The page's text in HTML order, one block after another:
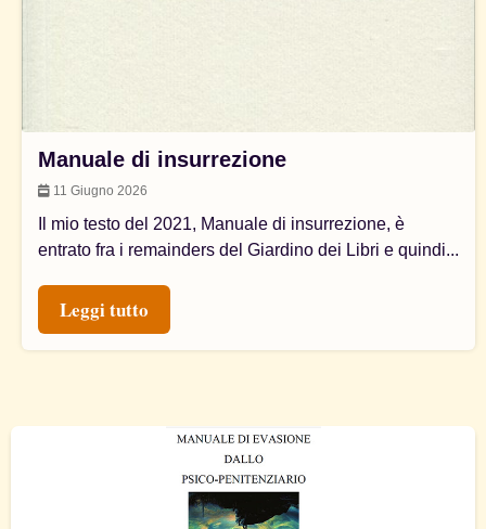
Manuale di insurrezione
11 Giugno 2026
Il mio testo del 2021, Manuale di insurrezione, è
entrato fra i remainders del Giardino dei Libri e quindi...
Leggi tutto